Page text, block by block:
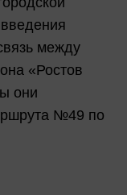
между
«Ростов
они
№49 по